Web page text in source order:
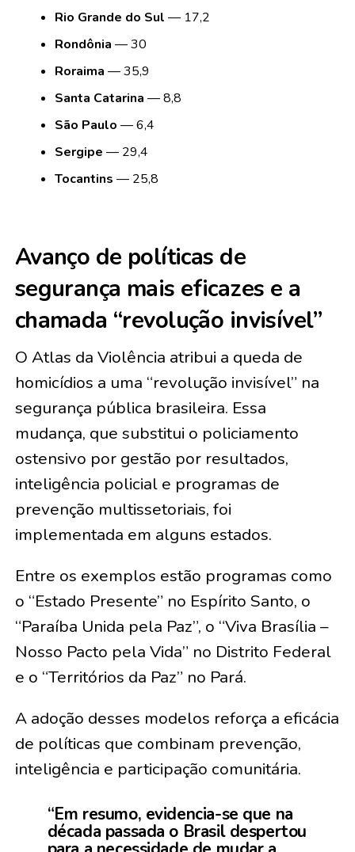
Rio Grande do Sul — 17,2
Rondônia — 30
Roraima — 35,9
Santa Catarina — 8,8
São Paulo — 6,4
Sergipe — 29,4
Tocantins — 25,8
Avanço de políticas de
segurança mais eficazes e a
chamada “revolução invisível”
O Atlas da Violência atribui a queda de
homicídios a uma “revolução invisível” na
segurança pública brasileira. Essa
mudança, que substitui o policiamento
ostensivo por gestão por resultados,
inteligência policial e programas de
prevenção multissetoriais, foi
implementada em alguns estados.
Entre os exemplos estão programas como
o “Estado Presente” no Espírito Santo, o
“Paraíba Unida pela Paz”, o “Viva Brasília –
Nosso Pacto pela Vida” no Distrito Federal
e o “Territórios da Paz” no Pará.
A adoção desses modelos reforça a eficácia
de políticas que combinam prevenção,
inteligência e participação comunitária.
“Em resumo, evidencia-se que na
década passada o Brasil despertou